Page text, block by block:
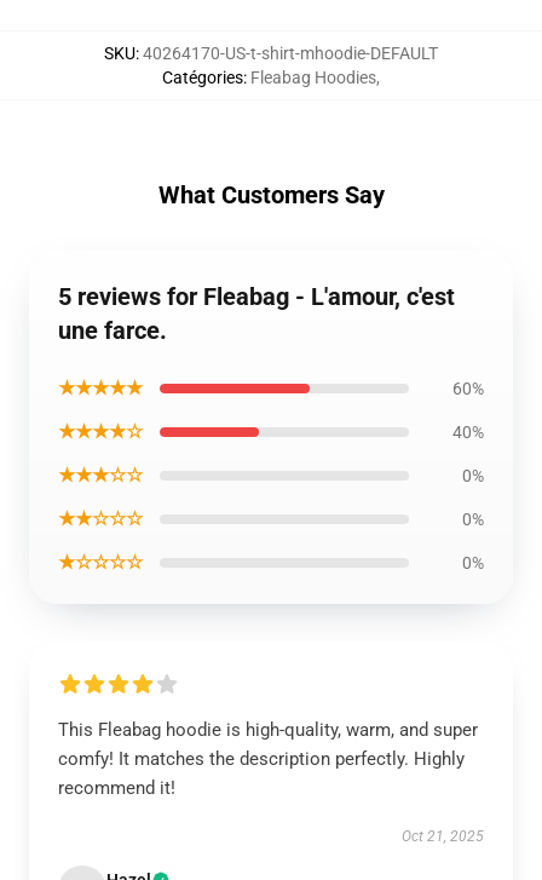
SKU:40264170-US-t-shirt-mhoodie-DEFAULT
Catégories: Fleabag Hoodies,
What Customers Say
5 reviews for Fleabag - L'amour, c'est
une farce.
★★★★★ 60%
★★★★☆ 40%
★★★☆☆ 0%
★★☆☆☆ 0%
★☆☆☆☆ 0%
This Fleabag hoodie is high-quality, warm, and super
comfy! It matches the description perfectly. Highly
recommend it!
Oct 21, 2025